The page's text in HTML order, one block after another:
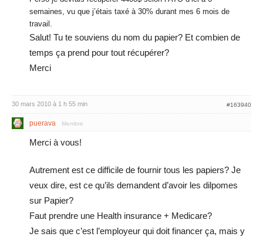
semaines, vu que j’étais taxé à 30% durant mes 6 mois de
travail.
Salut! Tu te souviens du nom du papier? Et combien de
temps ça prend pour tout récupérer?
Merci
30 mars 2010 à 1 h 55 min #163940
puerava Membre
Merci à vous!
Autrement est ce difficile de fournir tous les papiers? Je
veux dire, est ce qu’ils demandent d’avoir les dilpomes
sur Papier?
Faut prendre une Health insurance + Medicare?
Je sais que c’est l’employeur qui doit financer ça, mais y